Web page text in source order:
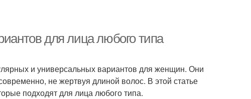
для лица любого типа
и универсальных вариантов для женщин. Они
не жертвуя длиной волос. В этой статье
подходят для лица любого типа.